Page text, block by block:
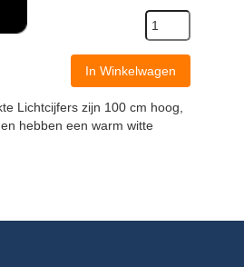
In Winkelwagen
Lichtcijfers zijn 100 cm hoog,
hebben een warm witte